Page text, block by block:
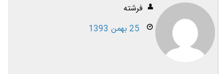
فرشته
25 بهمن 1393